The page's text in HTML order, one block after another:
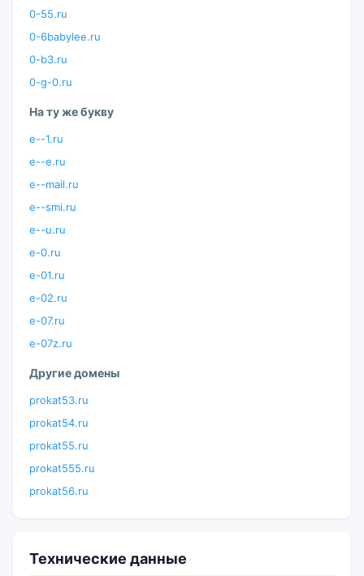
0-55.ru
0-6babylee.ru
0-b3.ru
0-g-0.ru
На ту же букву
e--1.ru
e--e.ru
e--mail.ru
e--smi.ru
e--u.ru
e-0.ru
e-01.ru
e-02.ru
e-07.ru
e-07z.ru
Другие домены
prokat53.ru
prokat54.ru
prokat55.ru
prokat555.ru
prokat56.ru
Технические данные